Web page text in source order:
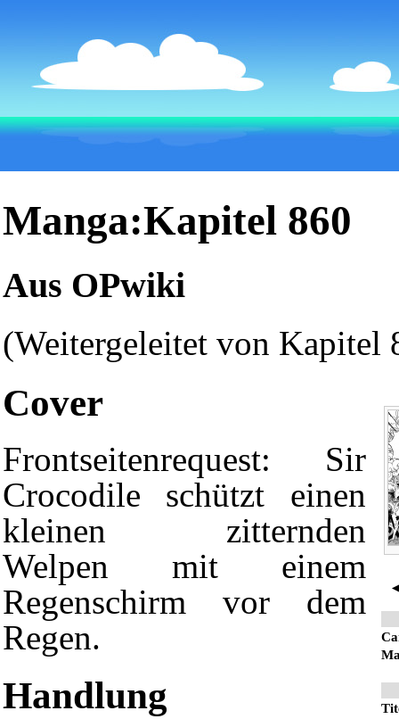
Manga:Kapitel 860
Aus OPwiki
(Weitergeleitet von Kapitel
Cover
Frontseitenrequest: Sir
Crocodile schützt einen
kleinen zitternden
Welpen mit einem
Regenschirm vor dem
Regen.
Handlung